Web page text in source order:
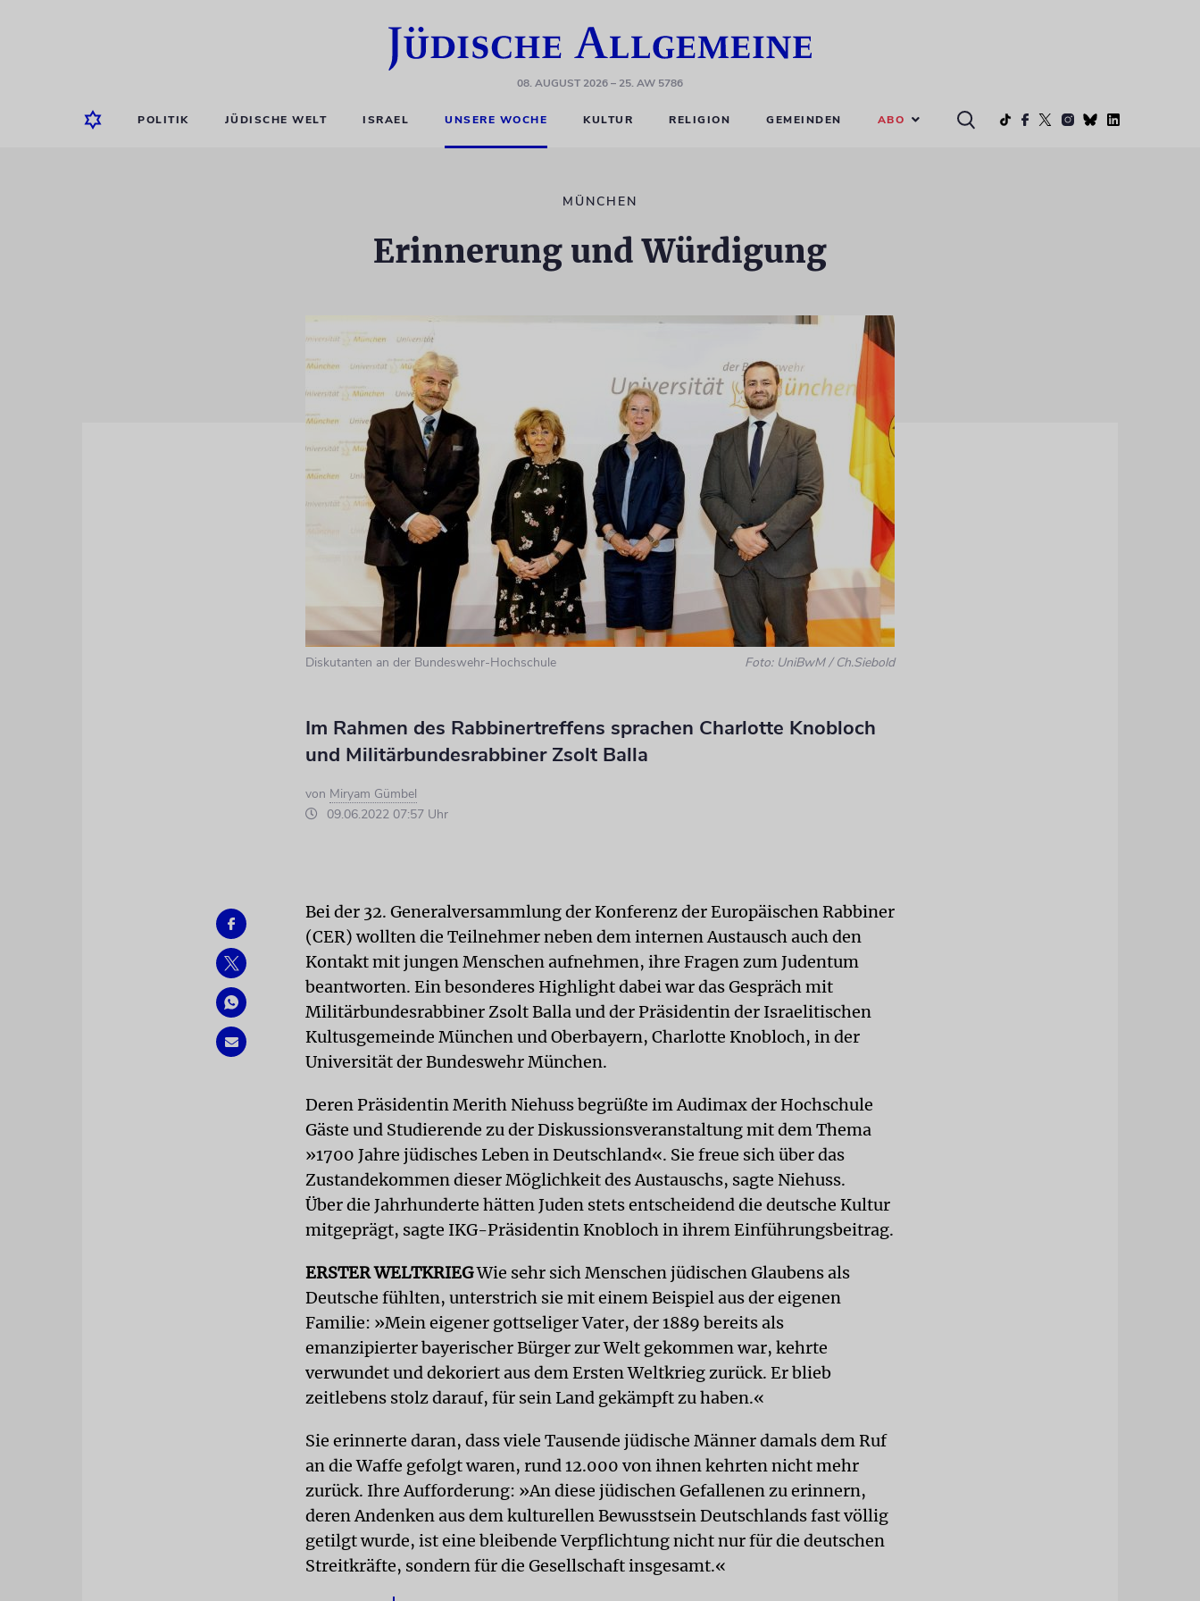
08. AUGUST 2026– 25. AW 5786
POLITIK JÜDISCHE WELT ISRAEL UNSERE WOCHE KULTUR RELIGION GEMEINDEN ABO
MÜNCHEN
Erinnerung und Würdigung
Diskutanten an der Bundeswehr-Hochschule Foto: UniBwM / Ch.Siebold
Im Rahmen des Rabbinertreffens sprachen Charlotte Knobloch
und Militärbundesrabbiner Zsolt Balla
von Miryam Gümbel
09.06.2022 07:57 Uhr
Bei der 32. Generalversammlung der Konferenz der Europäischen Rabbiner
(CER) wollten die Teilnehmer neben dem internen Austausch auch den
Kontakt mit jungen Menschen aufnehmen, ihre Fragen zum Judentum
beantworten. Ein besonderes Highlight dabei war das Gespräch mit
Militärbundesrabbiner Zsolt Balla und der Präsidentin der Israelitischen
Kultusgemeinde München und Oberbayern, Charlotte Knobloch, in der
Universität der Bundeswehr München.
Deren Präsidentin Merith Niehuss begrüßte im Audimax der Hochschule
Gäste und Studierende zu der Diskussionsveranstaltung mit dem Thema
»1700 Jahre jüdisches Leben in Deutschland«. Sie freue sich über das
Zustandekommen dieser Möglichkeit des Austauschs, sagte Niehuss.
Über die Jahrhunderte hätten Juden stets entscheidend die deutsche Kultur
mitgeprägt, sagte IKG-Präsidentin Knob­loch in ihrem Einführungsbeitrag.
ERSTER WELTKRIEGWie sehr sich Menschen jüdischen Glaubens als
Deutsche fühlten, unterstrich sie mit einem Beispiel aus der eigenen
Familie: »Mein eigener gottseliger Vater, der 1889 bereits als
emanzipierter bayerischer Bürger zur Welt gekommen war, kehrte
verwundet und dekoriert aus dem Ersten Weltkrieg zurück. Er blieb
zeitlebens stolz darauf, für sein Land gekämpft zu haben.«
Sie erinnerte daran, dass viele Tausende jüdische Männer damals dem Ruf
an die Waffe gefolgt waren, rund 12.000 von ihnen kehrten nicht mehr
zurück. Ihre Aufforderung: »An diese jüdischen Gefallenen zu erinnern,
deren Andenken aus dem kulturellen Bewusstsein Deutschlands fast völlig
getilgt wurde, ist eine bleibende Verpflichtung nicht nur für die deutschen
Streitkräfte, sondern für die Gesellschaft insgesamt.«